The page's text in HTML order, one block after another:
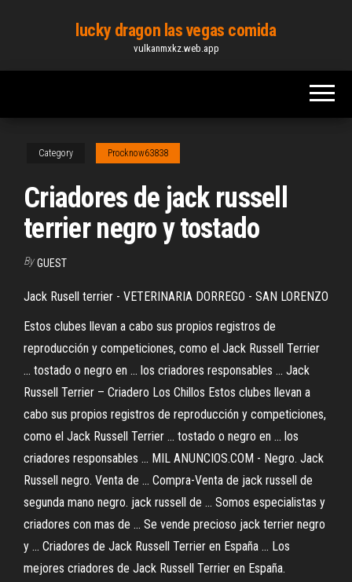
content
lucky dragon las vegas comida
vulkanmxkz.web.app
Category Procknow63838
Criadores de jack russell
terrier negro y tostado
By GUEST
Jack Rusell terrier - VETERINARIA DORREGO - SAN LORENZO
Estos clubes llevan a cabo sus propios registros de
reproducción y competiciones, como el Jack Russell Terrier
... tostado o negro en ... los criadores responsables ... Jack
Russell Terrier – Criadero Los Chillos Estos clubes llevan a
cabo sus propios registros de reproducción y competiciones,
como el Jack Russell Terrier ... tostado o negro en ... los
criadores responsables ... MIL ANUNCIOS.COM - Negro. Jack
Russell negro. Venta de ... Compra-Venta de jack russell de
segunda mano negro. jack russell de ... Somos especialistas y
criadores con mas de ... Se vende precioso jack terrier negro
y ... Criadores de Jack Russell Terrier en España ... Los
mejores criadores de Jack Russell Terrier en España.